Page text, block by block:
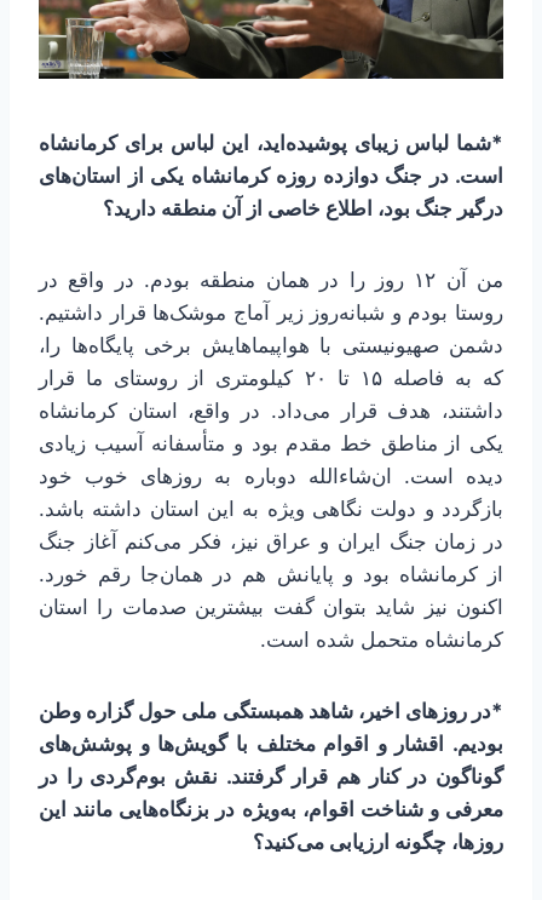
*شما لباس زیبای پوشیده‌اید، این لباس برای کرمانشاه
است. در جنگ دوازده روزه کرمانشاه یکی از استان‌های
درگیر جنگ بود، اطلاع خاصی از آن منطقه دارید؟
من آن ۱۲ روز را در همان منطقه بودم. در واقع در
روستا بودم و شبانه‌روز زیر آماج موشک‌ها قرار داشتیم.
دشمن صهیونیستی با هواپیماهایش برخی پایگاه‌ها را،
که به فاصله ۱۵ تا ۲۰ کیلومتری از روستای ما قرار
داشتند، هدف قرار می‌داد. در واقع، استان کرمانشاه
یکی از مناطق خط مقدم بود و متأسفانه آسیب زیادی
دیده است. ان‌شاءالله دوباره به روزهای خوب خود
بازگردد و دولت نگاهی ویژه به این استان داشته باشد.
در زمان جنگ ایران و عراق نیز، فکر می‌کنم آغاز جنگ
از کرمانشاه بود و پایانش هم در همان‌جا رقم خورد.
اکنون نیز شاید بتوان گفت بیشترین صدمات را استان
کرمانشاه متحمل شده است.
*در روزهای اخیر، شاهد همبستگی ملی حول گزاره وطن
بودیم. اقشار و اقوام مختلف با گویش‌ها و پوشش‌های
گوناگون در کنار هم قرار گرفتند. نقش بوم‌گردی را در
معرفی و شناخت اقوام، به‌ویژه در بزنگاه‌هایی مانند این
روزها، چگونه ارزیابی می‌کنید؟